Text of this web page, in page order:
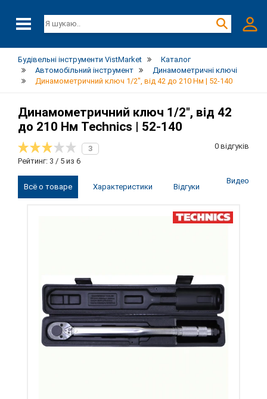
Будівельні інструменти VistMarket
Каталог
Автомобільний інструмент
Динамометричні ключі
Динамометричний ключ 1/2", від 42 до 210 Нм | 52-140
Динамометричний ключ 1/2", від 42
до 210 Нм Technics | 52-140
3
Рейтинг: 3 / 5 из 6
0 відгуків
Всё о товаре Характеристики Відгуки
Видео